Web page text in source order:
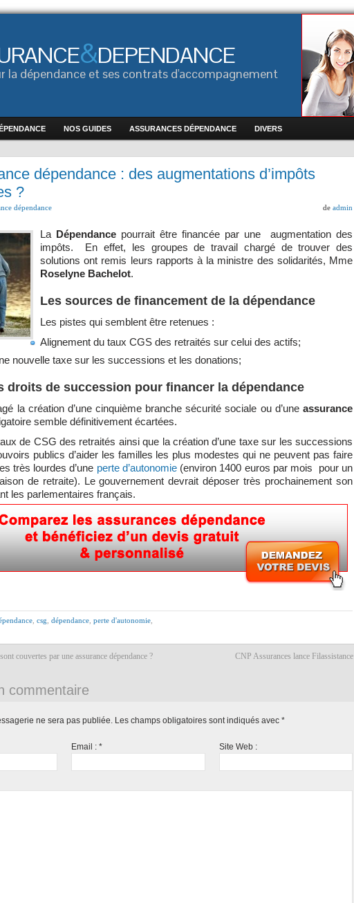
&DEPENDANCE
la dépendance et ses contrats d'accompagnement
NOS GUIDES ASSURANCES DÉPENDANCE DIVERS
dépendance : des augmentations d’impôts
?
dépendance de admin
La Dépendance pourrait être financée par une augmentation des
impôts. En effet, les groupes de travail chargé de trouver des
solutions ont remis leurs rapports à la ministre des solidarités, Mme
Roselyne Bachelot.
Les sources de financement de la dépendance
Les pistes qui semblent être retenues :
Alignement du taux CGS des retraités sur celui des actifs;
nouvelle taxe sur les successions et les donations;
droits de succession pour financer la dépendance
la création d’une cinquième branche sécurité sociale ou d’une assurance
semble définitivement écartées.
de CSG des retraités ainsi que la création d’une taxe sur les successions
publics d’aider les familles les plus modestes qui ne peuvent pas faire
très lourdes d’une perte d’autonomie(environ 1400 euros par mois pour un
de retraite). Le gouvernement devrait déposer très prochainement son
les parlementaires français.
csg dépendance perte d'autonomie
couvertes par une assurance dépendance ? CNP Assurances lance Filassistance
commentaire
ne sera pas publiée. Les champs obligatoires sont indiqués avec *
Email :* Site Web :